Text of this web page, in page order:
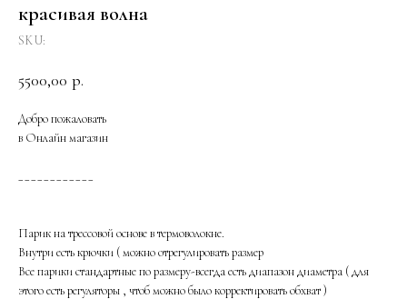
красивая волна
SKU:
5500,00 р.
Добро пожаловать
в Онлайн магазин
Парик на трессовой основе в термоволокне.
Внутри есть крючки ( можно отрегулировать размер
Все парики стандартные по размеру-всегда есть диапазон диаметра ( для
этого есть регуляторы , чтоб можно было корректировать обхват )